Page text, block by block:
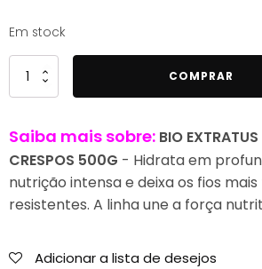
Em stock
Quantidade
de
Extratus
Banho
de
Creme
COMPRAR
Saiba mais sobre: BIO
CRESPOS 500G - Hidrata em
nutrição intensa e deixa os fios
resistentes. A linha une a força
Adicionar a lista de desejos